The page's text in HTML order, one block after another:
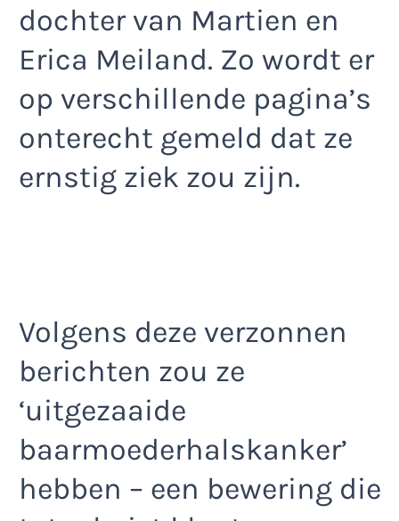
dochter van Martien en
Erica Meiland. Zo wordt er
op verschillende pagina’s
onterecht gemeld dat ze
ernstig ziek zou zijn.
Volgens deze verzonnen
berichten zou ze
‘uitgezaaide
baarmoederhalskanker’
hebben – een bewering die